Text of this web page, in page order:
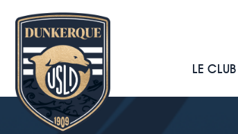
LE CLUB